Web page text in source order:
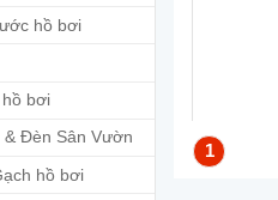
hồ bơi
bơi
Đèn Sân Vườn
hồ bơi
1